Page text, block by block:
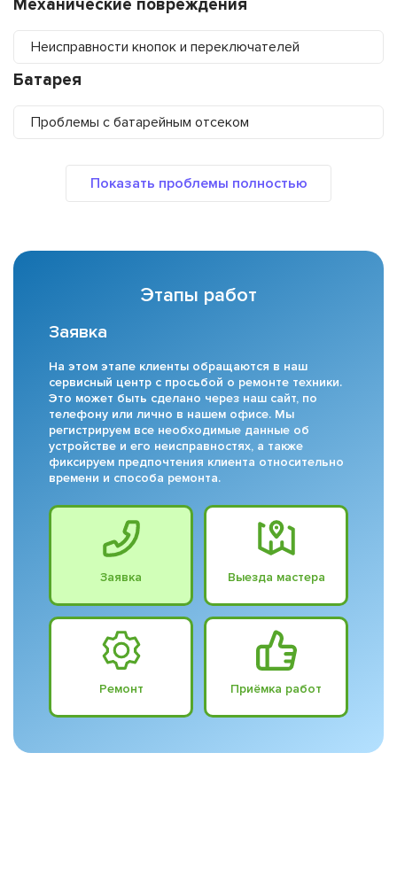
Механические повреждения
Неисправности кнопок и переключателей
Батарея
Проблемы с батарейным отсеком
Этапы работ
Заявка
На этом этапе клиенты обращаются в наш
сервисный центр с просьбой о ремонте техники.
Это может быть сделано через наш сайт, по
телефону или лично в нашем офисе. Мы
регистрируем все необходимые данные об
устройстве и его неисправностях, а также
фиксируем предпочтения клиента относительно
времени и способа ремонта.
Заявка Выезда мастера
Ремонт Приёмка работ